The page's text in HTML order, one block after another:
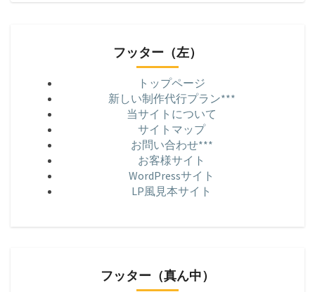
フッター（左）
トップページ
新しい制作代行プラン***
当サイトについて
サイトマップ
お問い合わせ***
お客様サイト
WordPressサイト
LP風見本サイト
フッター（真ん中）